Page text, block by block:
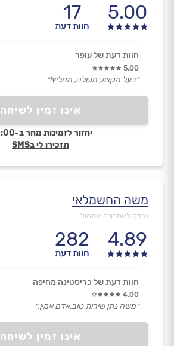
5.00
17
חוות דעת
אינו זמין לשיחה
יחזור לזמינות מחר ב-08:00
תזכירו לי בSMS
חוות דעת של עופר
5.00
״בעל מקצוע מעולה, ממליץ!״
משה החשמלאי
נבדק לאחרונה אתמול
4.89
282
חוות דעת
אינו זמין לשיחה
חוות דעת של כריסטינה מחיפה
4.00
״משה נתן שירות טוב.אדם אמין.״